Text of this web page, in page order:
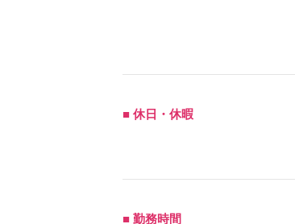
■ 休日・休暇
■ 勤務時間